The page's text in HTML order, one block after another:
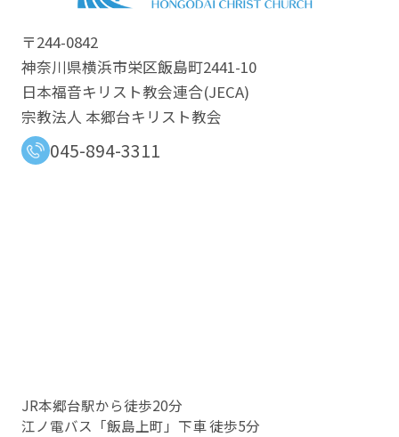
〒244-0842
神奈川県横浜市栄区飯島町2441-10
日本福音キリスト教会連合​(JECA)
宗教法人 本郷台キリスト教会
045-894-3311
JR本郷台駅から徒歩20分
江ノ電バス「飯島上町」下車 徒歩5分